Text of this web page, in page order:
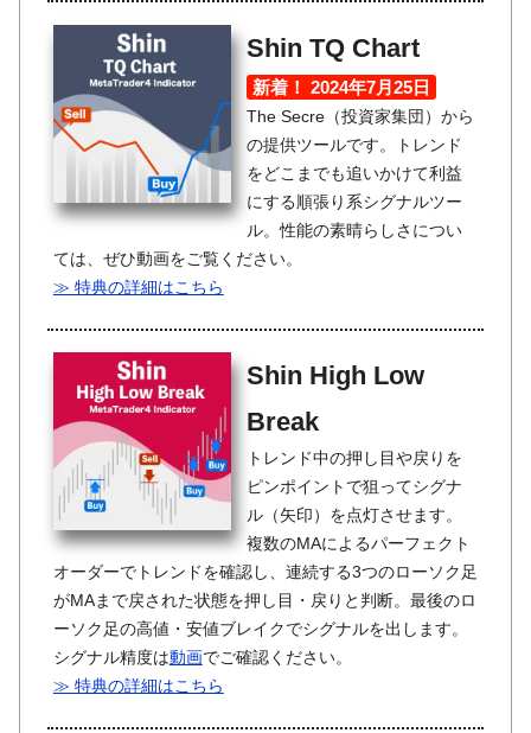
Shin TQ Chart
新着！ 2024年7月25日
The Secre（投資家集団）から
の提供ツールです。トレンド
をどこまでも追いかけて利益
にする順張り系シグナルツー
ル。性能の素晴らしさについ
ては、ぜひ動画をご覧ください。
≫ 特典の詳細はこちら
Shin High Low
Break
トレンド中の押し目や戻りを
ピンポイントで狙ってシグナ
ル（矢印）を点灯させます。
複数のMAによるパーフェクト
オーダーでトレンドを確認し、連続する3つのローソク足
がMAまで戻された状態を押し目・戻りと判断。最後のロ
ーソク足の高値・安値ブレイクでシグナルを出します。
シグナル精度は動画でご確認ください。
≫ 特典の詳細はこちら